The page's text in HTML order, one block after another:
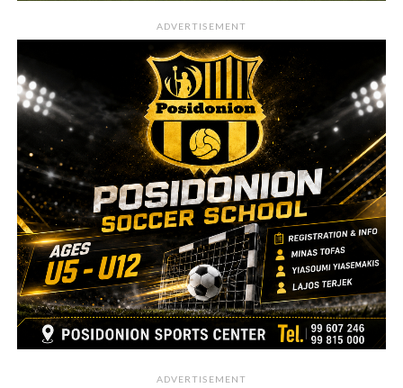
ADVERTISEMENT
ADVERTISEMENT